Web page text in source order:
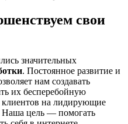
свои
значительных
. Постоянное развитие и
нам создавать
их бесперебойную
на лидирующие
Наша цель — помогать